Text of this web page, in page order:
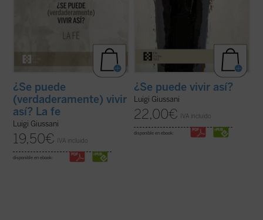
¿Se puede
(verdaderamente) vivir
así? La fe
Luigi Giussani
19,50€ IVA incluido
disponible en ebook:
¿Se puede vivir así?
Luigi Giussani
22,00€ IVA incluido
disponible en ebook: